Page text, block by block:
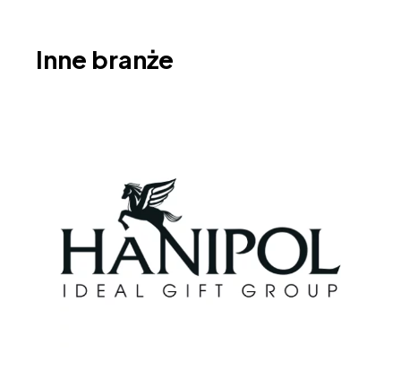
Inne branże